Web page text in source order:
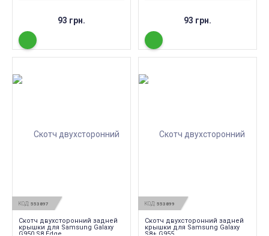
93 грн. 93 грн.
КОД: 553897
Скотч двухсторонний задней
крышки для Samsung Galaxy
G950 S8 Edge
КОД: 553899
Скотч двухсторонний задней
крышки для Samsung Galaxy
S8+ G955